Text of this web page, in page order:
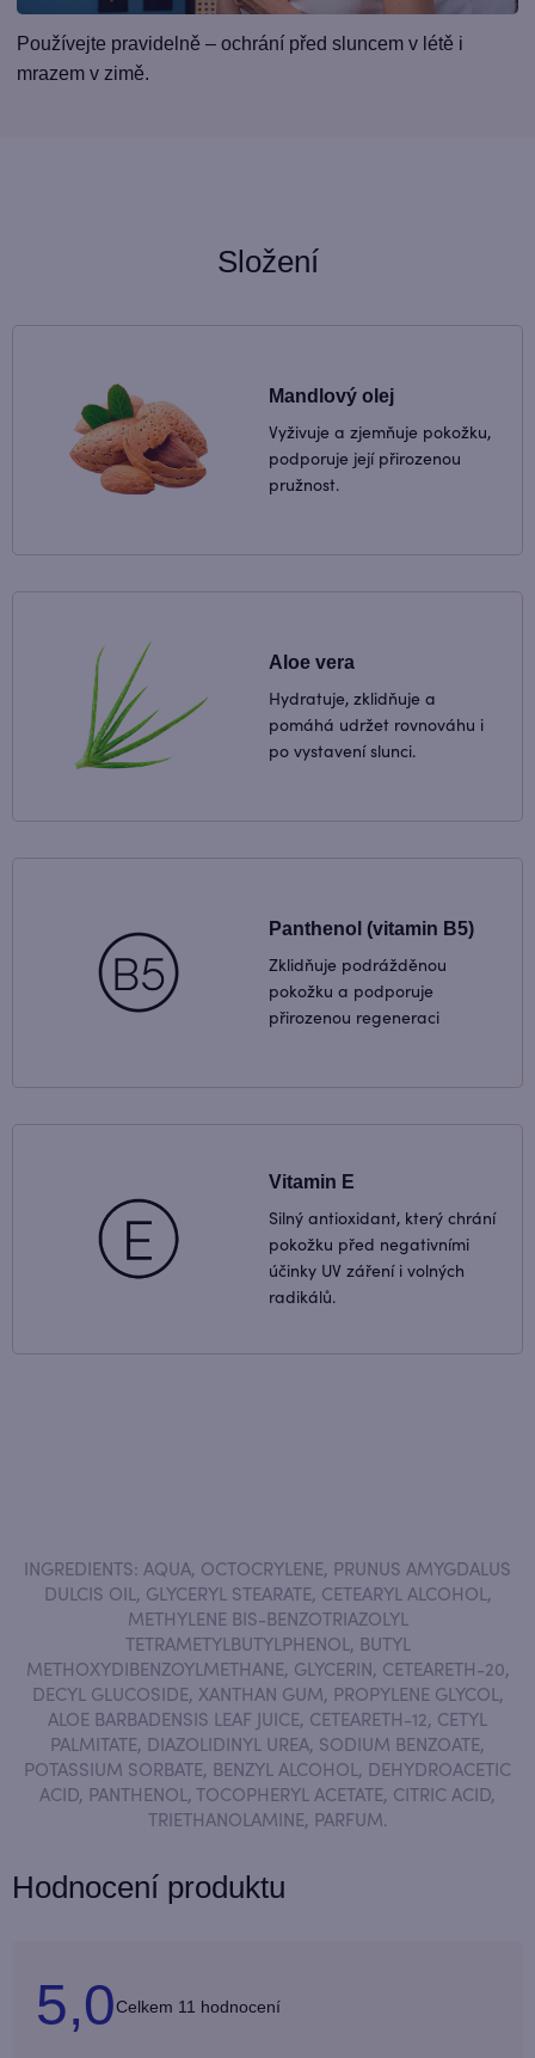
Krok
3
Používejte pravidelně – ochrání před sluncem v létě i
mrazem v zimě.
Složení
Mandlový olej
Vyživuje a zjemňuje pokožku,
podporuje její přirozenou
pružnost.
Aloe vera
Hydratuje, zklidňuje a
pomáhá udržet rovnováhu i
po vystavení slunci.
Panthenol (vitamin B5)
Zklidňuje podrážděnou
pokožku a podporuje
přirozenou regeneraci
Vitamin E
Silný antioxidant, který chrání
pokožku před negativními
účinky UV záření i volných
radikálů.
INGREDIENTS: AQUA, OCTOCRYLENE, PRUNUS AMYGDALUS
DULCIS OIL, GLYCERYL STEARATE, CETEARYL ALCOHOL,
METHYLENE BIS-BENZOTRIAZOLYL
TETRAMETYLBUTYLPHENOL, BUTYL
METHOXYDIBENZOYLMETHANE, GLYCERIN, CETEARETH-20,
DECYL GLUCOSIDE, XANTHAN GUM, PROPYLENE GLYCOL,
ALOE BARBADENSIS LEAF JUICE, CETEARETH-12, CETYL
PALMITATE, DIAZOLIDINYL UREA, SODIUM BENZOATE,
POTASSIUM SORBATE, BENZYL ALCOHOL, DEHYDROACETIC
ACID, PANTHENOL, TOCOPHERYL ACETATE, CITRIC ACID,
TRIETHANOLAMINE, PARFUM.
Hodnocení produktu
5,0Průměrné
hodnocení
11 hodnocení